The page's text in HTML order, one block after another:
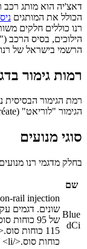
דאצ'יה הוא מותג רכב
הכולל את המותגים
רנו כוללים חלקים
הילוכים, בסיס הרכב
הרשמי בישראל של רנו,
רמות גימור
הגימור "לוריאט" (Lauréate) ו"פרסטיז'" (Prestige).
סוגי מנועים
בחלק מדגמי רנו
שם
Blue
dCi
שונים. דגמים
של 95 כוחות סוס.
115 כוחות סוס.
כוחות סוס.</li>